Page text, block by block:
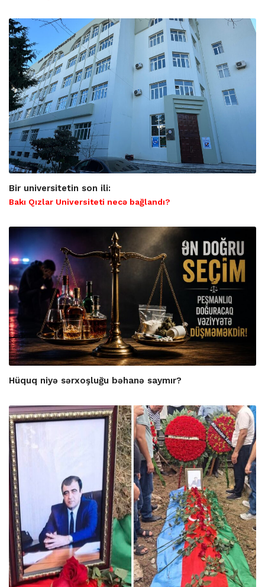
Bir universitetin son ili:
Bakı Qızlar Universiteti necə bağlandı?
Hüquq niyə sərxoşluğu bəhanə saymır?